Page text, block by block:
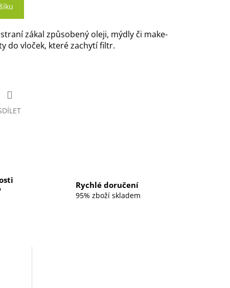
zákal způsobený oleji, mýdly či make-
do vloček, které zachytí filtr.
Rychlé doručení
95% zboží skladem